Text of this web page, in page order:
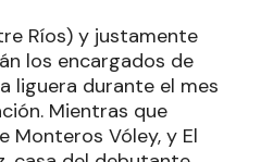
Ríos) y justamente
los encargados de
liguera durante el mes
Mientras que
Monteros Vóley, y El